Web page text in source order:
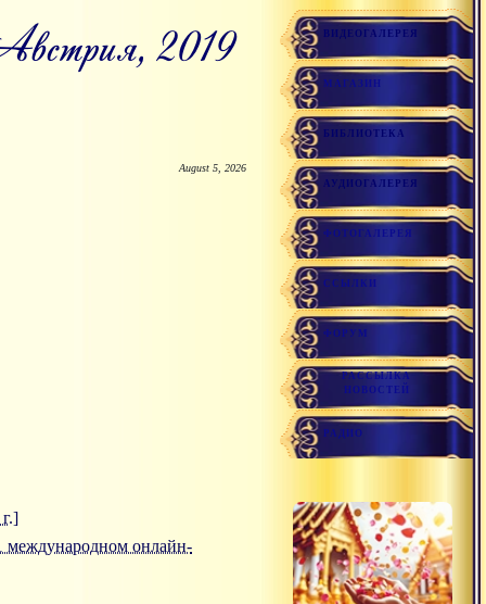
August 5, 2026
международном онлайн-
ВИДЕОГАЛЕРЕЯ
МАГАЗИН
БИБЛИОТЕКА
АУДИОГАЛЕРЕЯ
ФОТОГАЛЕРЕЯ
ССЫЛКИ
ФОРУМ
РАССЫЛКА
НОВОСТЕЙ
РАДИО